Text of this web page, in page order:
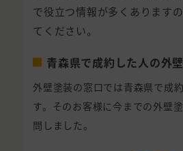
で役立つ情報が多くあります
てください。
青森県で成約した人の外
外壁塗装の窓口では青森県で成
す。そのお客様に今までの外壁
問しました。